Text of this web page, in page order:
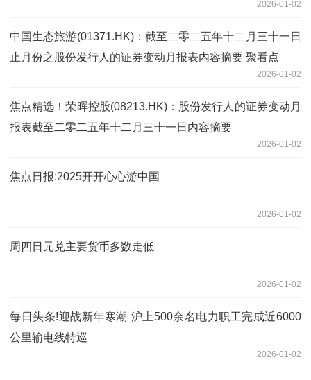
2026-01-02
中国生态旅游(01371.HK)：截至二零二五年十二月三十一日
止月份之股份发行人的证券变动月报表内容摘要 聚看点
2026-01-02
焦点精选！荣晖控股(08213.HK)：股份发行人的证券变动月
报表截至二零二五年十二月三十一日内容摘要
2026-01-02
焦点日报:2025开开心心游中国
2026-01-02
周四日元兑主要货币多数走低
2026-01-02
每日头条!迎战新年寒潮 沪上500余名电力职工完成近6000
公里输电线特巡
2026-01-02